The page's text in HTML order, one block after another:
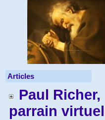
Articles
Paul Richer,
parrain